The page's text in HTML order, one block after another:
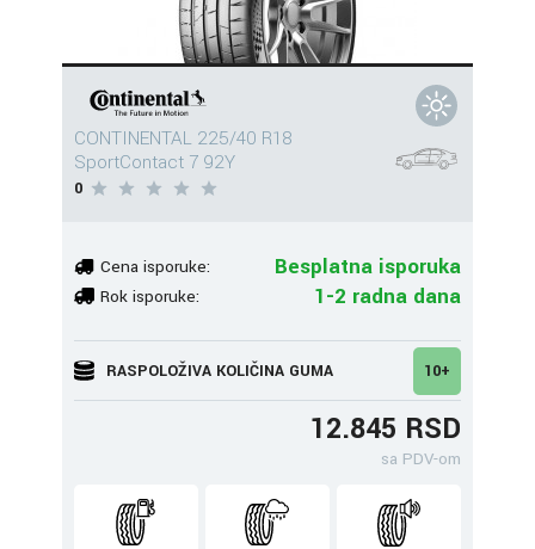
CONTINENTAL 225/40 R18
SportContact 7 92Y
0
Cena isporuke: Besplatna isporuka
Rok isporuke: 1-2 radna dana
RASPOLOŽIVA KOLIČINA GUMA 10+
12.845 RSD
sa PDV-om